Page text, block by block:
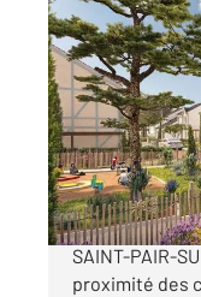
ST PAIR SUR
76,59 m2, 4
Ref : 44463
Maison à
295
CENTURY 21
SAINT-PAIR-
proximité des